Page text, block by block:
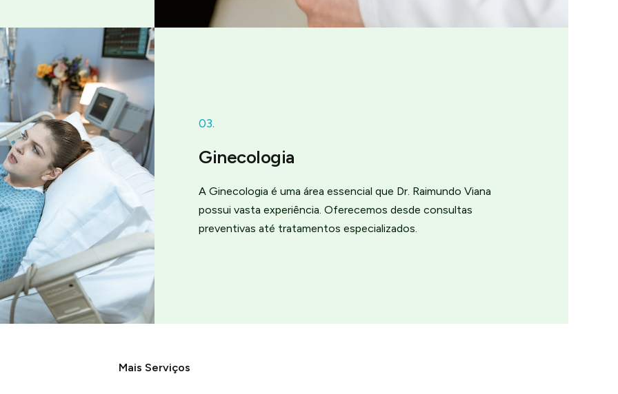
03.
Ginecologia
A Ginecologia é uma área essencial que Dr. Raimundo Viana
possui vasta experiência. Oferecemos desde consultas
preventivas até tratamentos especializados.
Mais Serviços